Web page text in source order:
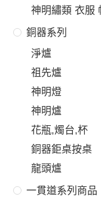
神明繡類 衣服
銅器系列
淨爐
祖先爐
神明燈
神明爐
花瓶,燭台,杯
銅器鉅桌按桌
龍頭爐
一貫道系列商品